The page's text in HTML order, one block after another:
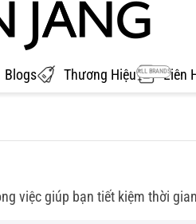
Blogs Thương Hiệu ALL BRANDSLiên
việc giúp bạn tiết kiệm thời